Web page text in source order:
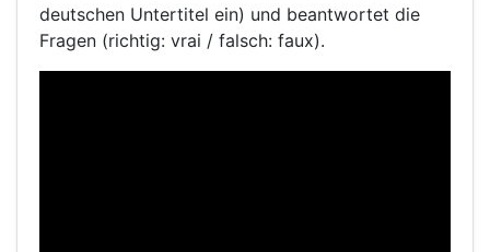
deutschen Untertitel ein) und beantwortet die
Fragen (richtig: vrai / falsch: faux).